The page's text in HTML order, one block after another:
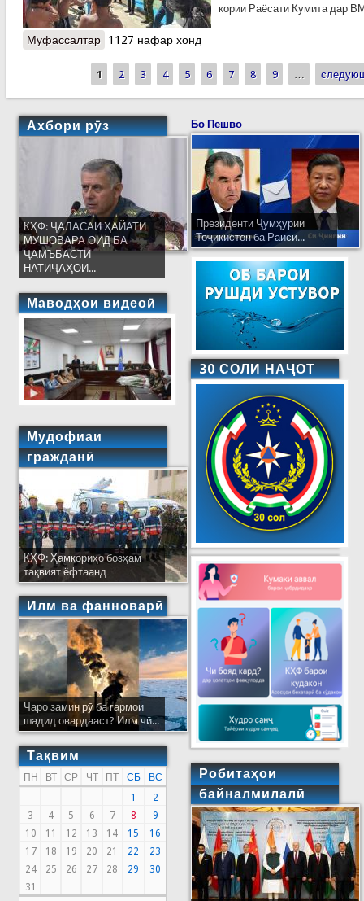
кории Раёсати Кумита дар
Муфассалтаро КҲФ-ВМКБ: ТАДБИРҲОИ ПЕШГИРӢ АЗ
1127 нафар хонд
Страницы
1 2 3 4 5 6 7 8 9 …
Ахбори рӯз
КҲФ: ҶАЛАСАИ ҲАЙАТИ
МУШОВАРА ОИД БА
ҶАМЪБАСТИ
НАТИҶАҲОИ...
Маводҳои видеоӣ
Мудофиаи
гражданӣ
КҲФ: Ҳамкориҳо бозҳам
тақвият ёфтаанд
Илм ва фанноварӣ
Чаро замин рӯ ба гармои
шадид овардааст? Илм чӣ...
Тақвим
ПН ВТ СР ЧТ ПТ СБ
ВС
1
2
3
4 5 6 7 8
9
10
11 12 13 14 15
16
17
18 19 20 21 22
23
24
25 26 27 28 29
30
31
Бо Пешво
Президенти Ҷумҳурии
Тоҷикистон ба Раиси...
30 СОЛИ НАҶОТ
Робитаҳои
байналмилалӣ